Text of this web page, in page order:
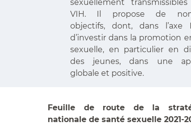
sexuellement
VIH. Il propose de
objectifs, dont, dans l’axe
d’investir dans la promotion
sexuelle, en particulier en
des jeunes, dans une
globale et positive.
Feuille de route de la
nationale de santé sexuelle 2021-